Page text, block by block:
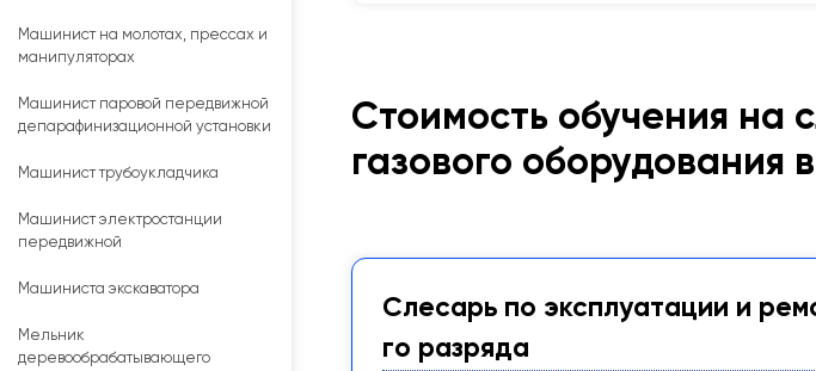
Машинист на молотах, прессах и
манипуляторах
Машинист паровой передвижной
депарафинизационной установки
Машинист трубоукладчика
Машинист электростанции
передвижной
Машиниста экскаватора
Мельник
деревообрабатывающего
Стоимость обучения на
газового оборудования
Слесарь по эксплуатации и
го разряда